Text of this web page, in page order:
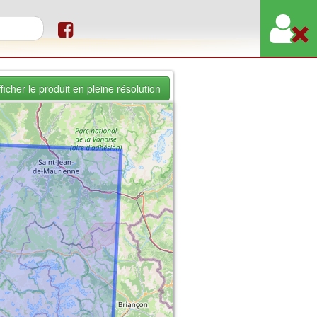
de recherche
le produit en pleine résolution